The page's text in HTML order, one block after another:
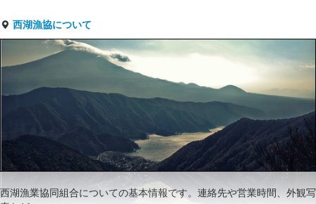
西湖漁協について
西湖漁業協同組合についての基本情報です。連絡先や営業時間、外観写